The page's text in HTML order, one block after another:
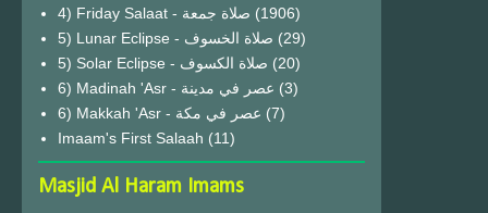
4) Friday Salaat - صلاة جمعة (1906)
5) Lunar Eclipse - صلاة الخسوف (29)
(20)
6) Madinah 'Asr - عصر في مدينة (3)
6) Makkah 'Asr - عصر في مكة (7)
Imaam's First Salaah (11)
Masjid Al Haram Imams